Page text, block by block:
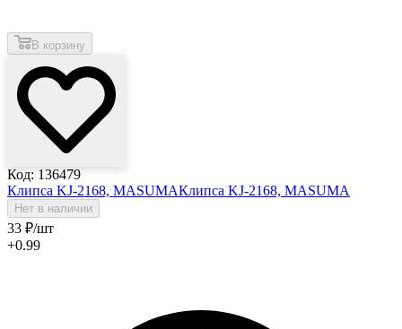
В корзину
Код: 136479
Клипса KJ-2168, MASUMAКлипса KJ-2168, MASUMA
Нет в наличии
33 ₽/шт
+0.99